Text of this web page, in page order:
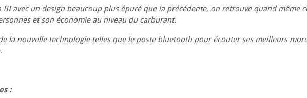
III avec un design beaucoup plus épuré que la précédente, on retrouve quand même
et son économie au niveau du carburant.
la nouvelle technologie telles que le poste bluetooth pour écouter ses meilleurs
: